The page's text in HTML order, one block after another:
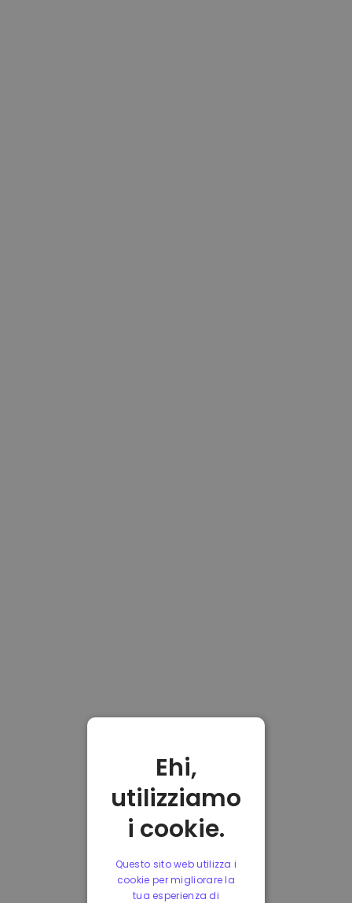
Ehi,
utilizziamo
i cookie.
Questo sito web utilizza i
cookie per migliorare la
tua esperienza di